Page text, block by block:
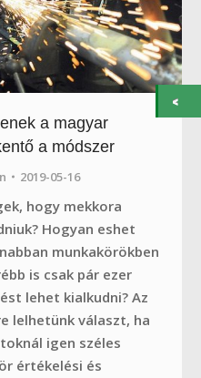
a magyar
a módszer
2019-05-16
hogy mekkora
Hogyan eshet
munkakörökben
is csak pár ezer
lehet kialkudni? Az
lelhetünk választ, ha
igen széles
értékelési és